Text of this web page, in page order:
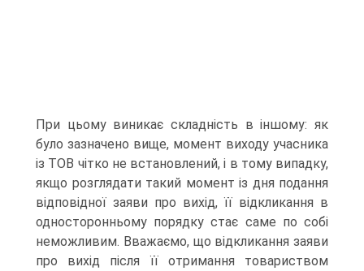
При цьому виникає складність в іншому: як
було зазначено вище, момент виходу учасника
із ТОВ чітко не встановлений, і в тому випадку,
якщо розглядати такий момент із дня подання
відповідної заяви про вихід, її відкликання в
односторонньому порядку стає саме по собі
неможливим. Вважаємо, що відкликання заяви
про вихід після її отримання товариством